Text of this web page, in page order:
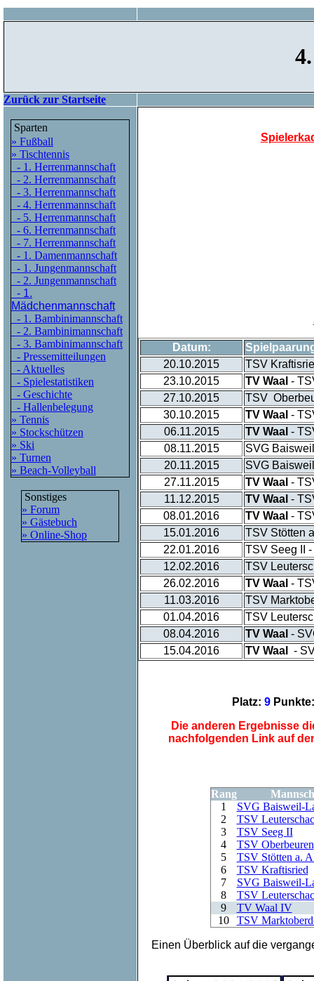
Zurück zur Startseite
Sparten
» Fußball
» Tischtennis
- 1. Herrenmannschaft
- 2. Herrenmannschaft
- 3. Herrenmannschaft
- 4. Herrenmannschaft
- 5. Herrenmannschaft
- 6. Herrenmannschaft
- 7. Herrenmannschaft
- 1. Damenmannschaft
- 1. Jungenmannschaft
- 2. Jungenmannschaft
- 1.
Mädchenmannschaft
- 1. Bambinimannschaft
- 2. Bambinimannschaft
- 3. Bambinimannschaft
- Pressemitteilungen
- Aktuelles
- Spielestatistiken
- Geschichte
- Hallenbelegung
» Tennis
» Stockschützen
» Ski
» Turnen
» Beach-Volleyball
Sonstiges
» Forum
» Gästebuch
» Online-Shop
Datum:
20.10.2015
TSV
23.10.2015
TV Waal -
27.10.2015
TSV
30.10.2015
TV Waal -
06.11.2015
TV Waal -
08.11.2015
SVG
20.11.2015
SVG
27.11.2015
TV Waal -
11.12.2015
TV Waal -
08.01.2016
TV Waal -
15.01.2016
TSV Stötten
22.01.2016
TSV Seeg II -
12.02.2016
TSV
26.02.2016
TV Waal -
11.03.2016
TSV
01.04.2016
TSV
08.04.2016
TV Waal -
15.04.2016
TV Waal -
Platz: 9
Die anderen Ergebnisse
nachfolgenden Link auf
Rang
1
SVG Baisweil-
2
TSV
3
TSV Seeg II
4
TSV Oberbeuren
5
TSV Stötten a.
6
TSV Kraftisried
7
SVG Baisweil-
8
TSV
9
TV Waal IV
10
TSV
Einen Überblick auf die